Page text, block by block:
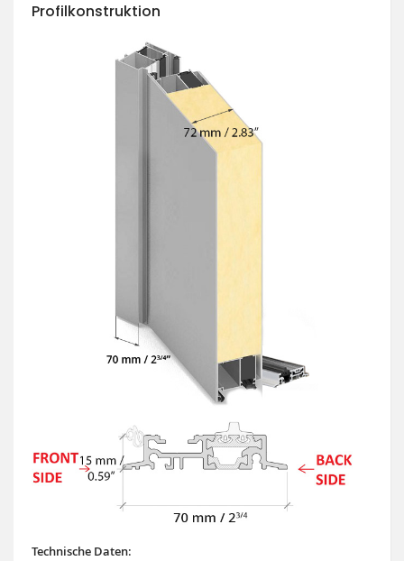
Profilkonstruktion
Technische Daten: